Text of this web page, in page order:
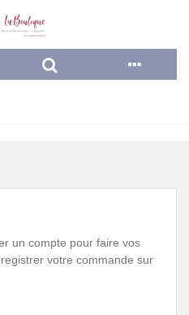
un compte pour faire vos
votre commande sur